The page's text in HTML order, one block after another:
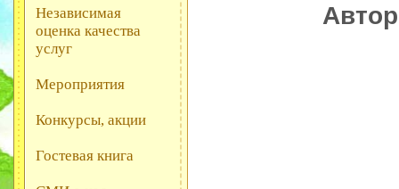
Независимая
оценка качества
услуг
Мероприятия
Конкурсы, акции
Гостевая книга